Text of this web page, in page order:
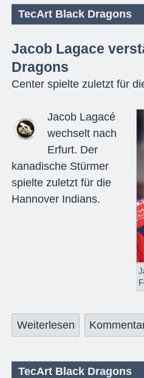
TecArt Black Dragons
Jacob Lagace
Dragons
Center spielte zuletzt für
Jacob Lagacé
wechselt nach
Erfurt. Der
kanadische Stürmer
spielte zuletzt für die
Hannover Indians.
Weiterlesen
TecArt Black Dragons